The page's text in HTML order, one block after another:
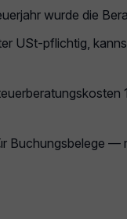
wurde die
USt-pflichtig,
Buchungsbelege —